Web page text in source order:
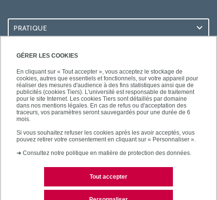
GÉRER LES COOKIES
En cliquant sur « Tout accepter », vous acceptez le stockage de
cookies, autres que essentiels et fonctionnels, sur votre appareil pour
réaliser des mesures d'audience à des fins statistiques ainsi que de
publicités (cookies Tiers). L'université est responsable de traitement
pour le site Internet. Les cookies Tiers sont détaillés par domaine
dans nos mentions légales. En cas de refus ou d'acceptation des
traceurs, vos paramètres seront sauvegardés pour une durée de 6
mois.
Si vous souhaitez refuser les cookies après les avoir acceptés, vous
pouvez retirer votre consentement en cliquant sur « Personnaliser ».
➜ Consultez notre politique en matière de protection des données.
Tout accepter
PRATIQUE
ACCÈS RAPIDES
SUIVEZ-NOUS
Contacts